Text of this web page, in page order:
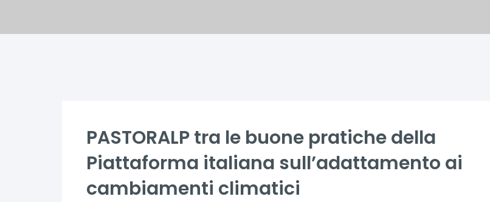
PASTORALP tra le buone pratiche della
Piattaforma italiana sull’adattamento ai
cambiamenti climatici